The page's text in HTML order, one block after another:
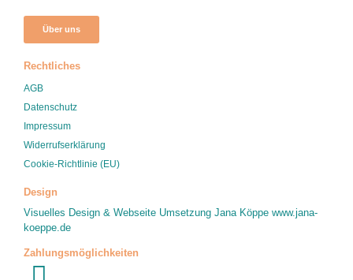
Über uns
Rechtliches
AGB
Datenschutz
Impressum
Widerrufserklärung
Cookie-Richtlinie (EU)
Design
Visuelles Design & Webseite Umsetzung Jana Köppe www.jana-
koeppe.de
Zahlungsmöglichkeiten